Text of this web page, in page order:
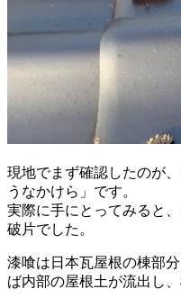
現地でまず確認したのが
うなかけら」です。
実際に手にとってみると
破片でした。
漆喰は日本瓦屋根の棟部
ば内部の屋根土が流出し